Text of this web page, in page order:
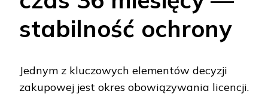
stabilność ochrony
Jednym z kluczowych elementów decyzji
zakupowej jest okres obowiązywania licencji.